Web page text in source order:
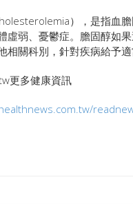
），是指血
虛弱、憂鬱症。膽固醇如
關科別，針對疾病給予適
更多健康資訊